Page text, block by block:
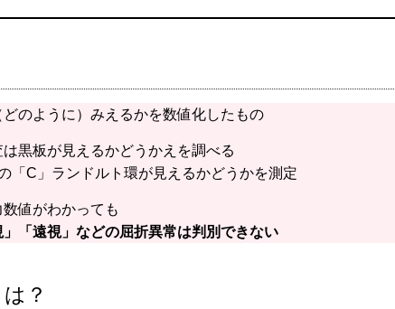
のように）みえるかを数値化したもの
黒板が見えるかどうかえを調べる
「C」ランドルト環が見えるかどうかを測定
値がわかっても
」「遠視」などの屈折異常は判別できない
？